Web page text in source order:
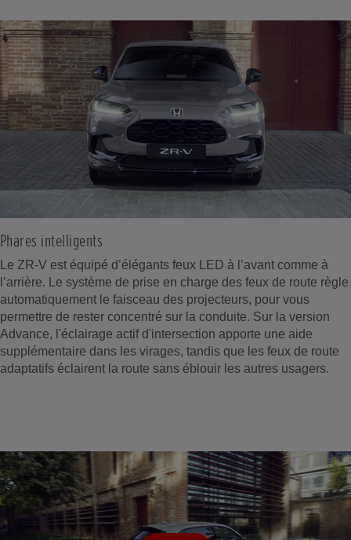
Phares intelligents
Le ZR-V est équipé d’élégants feux LED à l’avant comme à
l’arrière. Le système de prise en charge des feux de route règle
automatiquement le faisceau des projecteurs, pour vous
permettre de rester concentré sur la conduite. Sur la version
Advance, l'éclairage actif d'intersection apporte une aide
supplémentaire dans les virages, tandis que les feux de route
adaptatifs éclairent la route sans éblouir les autres usagers.